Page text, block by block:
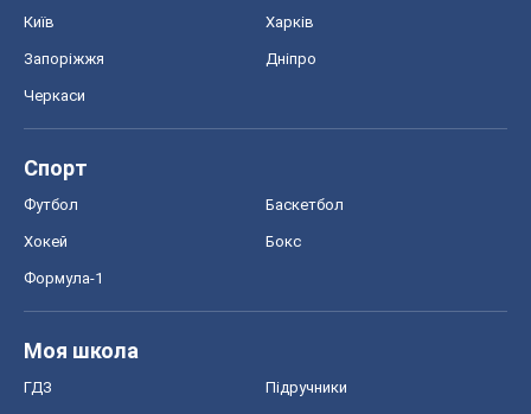
Київ Харків
Запоріжжя Дніпро
Черкаси
Спорт
Футбол Баскетбол
Хокей Бокс
Формула-1
Моя школа
ГДЗ Підручники